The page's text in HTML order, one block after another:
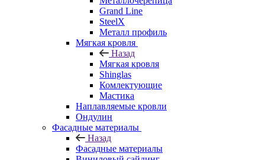
Grand Line
SteelX
Металл профиль
Мягкая кровля
Назад
Мягкая кровля
Shinglas
Комлектующие
Мастика
Наплавляемые кровли
Ондулин
Фасадные материалы
Назад
Фасадные материалы